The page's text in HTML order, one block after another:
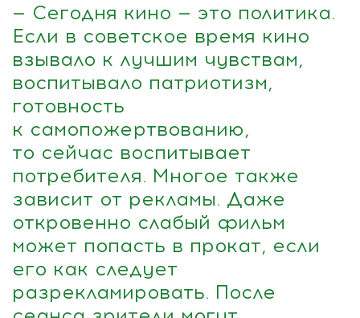
— Сегодня кино — это политика.
Если в советское время кино
взывало к лучшим чувствам,
воспитывало патриотизм,
готовность
к самопожертвованию,
то сейчас воспитывает
потребителя. Многое также
зависит от рекламы. Даже
откровенно слабый фильм
может попасть в прокат, если
его как следует
разрекламировать. После